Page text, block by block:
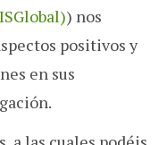
) nos
positivos y
en sus